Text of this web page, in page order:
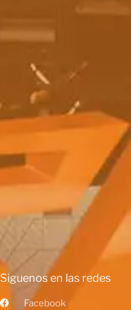
Siguenos en las redes
Facebook